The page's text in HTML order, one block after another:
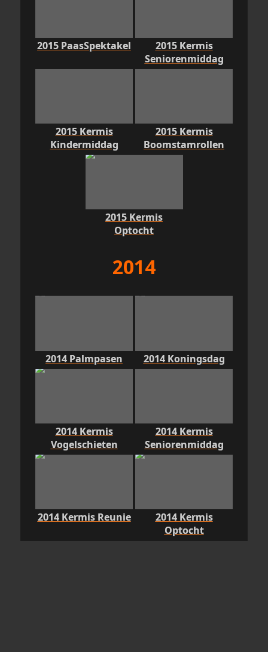
2015 PaasSpektakel
2015 Kermis
Seniorenmiddag
2015 Kermis
Kindermiddag
2015 Kermis
Boomstamrollen
2015 Kermis
Optocht
2014
2014 Palmpasen 2014 Koningsdag
2014 Kermis
Vogelschieten
2014 Kermis
Seniorenmiddag
2014 Kermis Reunie
2014 Kermis
Optocht